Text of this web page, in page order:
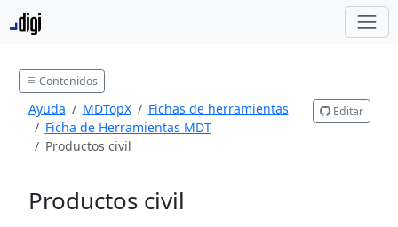
Contenidos
Ayuda MDTopX
Fichas de herramientas
Ficha de Herramientas MDT
Productos civil
Editar
Productos civil